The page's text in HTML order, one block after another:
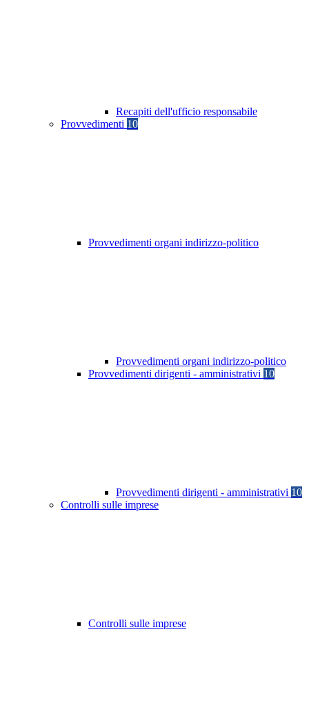
Recapiti dell'ufficio responsabile
Provvedimenti 10
Provvedimenti organi indirizzo-politico
Provvedimenti organi indirizzo-politico
Provvedimenti dirigenti - amministrativi 10
Provvedimenti dirigenti - amministrativi 10
Controlli sulle imprese
Controlli sulle imprese